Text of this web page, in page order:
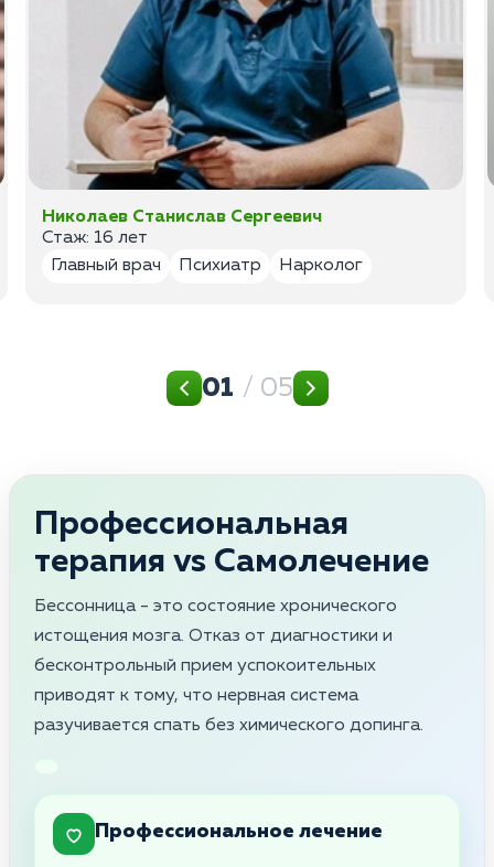
Николаев Станислав Сергеевич
Стаж: 16 лет
Главный врач
Психиатр Нарколог
01 / 05
Профессиональная
терапия vs Самолечение
Бессонница - это состояние хронического
истощения мозга. Отказ от диагностики и
бесконтрольный прием успокоительных
приводят к тому, что нервная система
разучивается спать без химического допинга.
Профессиональное лечение